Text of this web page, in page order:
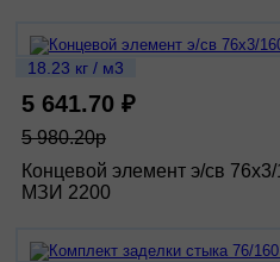
18.23 кг / м3
5 641.70 ₽
5 980.20р
Концевой элемент э/св
МЗИ 2200